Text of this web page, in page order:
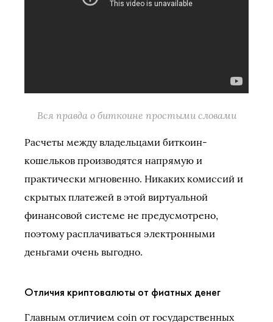
Вся правда о биткоине простыми словами
Расчеты между владельцами биткоин-
кошельков производятся напрямую и
практически мгновенно. Никаких комиссий и
скрытых платежей в этой виртуальной
финансовой системе не предусмотрено,
поэтому расплачиваться электронными
деньгами очень выгодно.
Отличия криптовалюты от фиатных денег
Главным отличием coin от государственных